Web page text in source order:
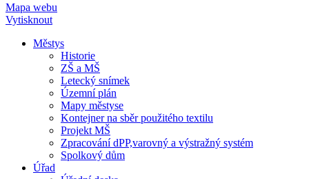
Mapa webu
Vytisknout
Městys
Historie
ZŠ a MŠ
Letecký snímek
Územní plán
Mapy městyse
Kontejner na sběr použitého textilu
Projekt MŠ
Zpracování dPP,varovný a výstražný systém
Spolkový dům
Úřad